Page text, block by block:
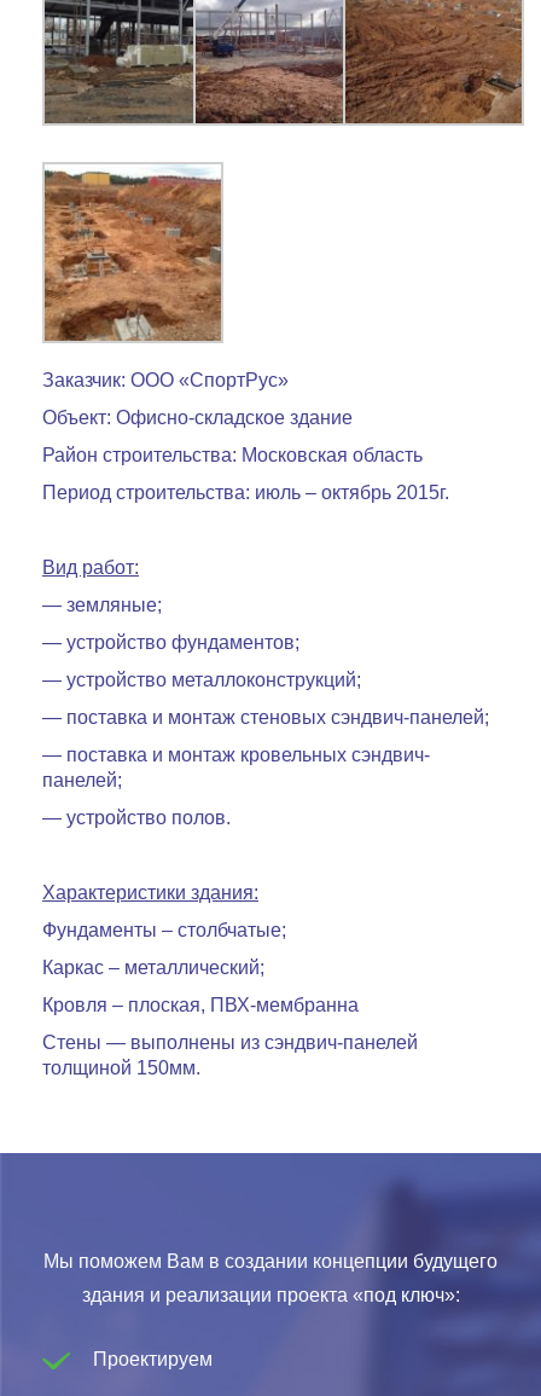
Заказчик: ООО «СпортРус»
Объект: Офисно-складское здание
Район строительства: Московская область
Период строительства: июль – октябрь 2015г.
Вид работ:
— земляные;
— устройство фундаментов;
— устройство металлоконструкций;
— поставка и монтаж стеновых сэндвич-панелей;
— поставка и монтаж кровельных сэндвич-
панелей;
— устройство полов.
Характеристики здания:
Фундаменты – столбчатые;
Каркас – металлический;
Кровля – плоская, ПВХ-мембранна
Стены — выполнены из сэндвич-панелей
толщиной 150мм.
Мы поможем Вам в создании концепции будущего
здания и реализации проекта «под ключ»:
Проектируем